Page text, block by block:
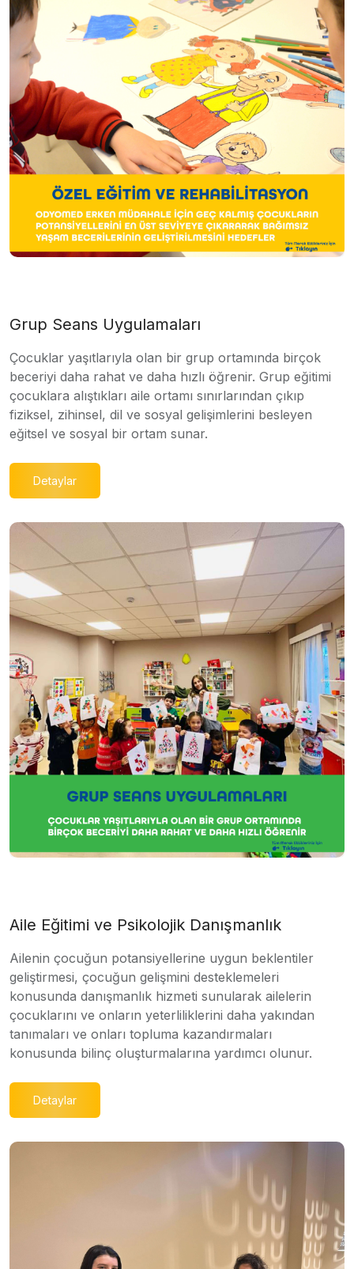
Grup Seans Uygulamaları
Çocuklar yaşıtlarıyla olan bir grup ortamında birçok
beceriyi daha rahat ve daha hızlı öğrenir. Grup eğitimi
çocuklara alıştıkları aile ortamı sınırlarından çıkıp
fiziksel, zihinsel, dil ve sosyal gelişimlerini besleyen
eğitsel ve sosyal bir ortam sunar.
Detaylar
Aile Eğitimi ve Psikolojik Danışmanlık
Ailenin çocuğun potansiyellerine uygun beklentiler
geliştirmesi, çocuğun gelişmini desteklemeleri
konusunda danışmanlık hizmeti sunularak ailelerin
çocuklarını ve onların yeterliliklerini daha yakından
tanımaları ve onları topluma kazandırmaları
konusunda bilinç oluşturmalarına yardımcı olunur.
Detaylar